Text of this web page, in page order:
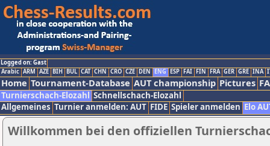
Logged on: Gast
Arabic ARM AZE BIH BUL CAT CHN CRO CZE DEN ENG ESP FAI FIN FRA GER GRE INA
Home Tournament-Database AUT championship Pictures
Turnierschach-Elozahl Schnellschach-Elozahl
Allgemeines Turnier anmelden: AUT FIDE Spieler anmelden Elo
Willkommen bei den offiziellen